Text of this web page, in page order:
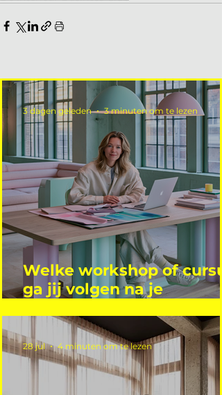
Welke workshop of
ga jij volgen na je
3 dagen geleden 3 minuten om te lezen
28 jul 4 minuten om te lezen